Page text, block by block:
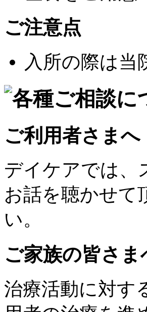
ご注意点
入所の際は
ご利用者さまへ
デイケアでは、
お話を聴かせて
い。
ご家族の皆さま
治療活動に対す